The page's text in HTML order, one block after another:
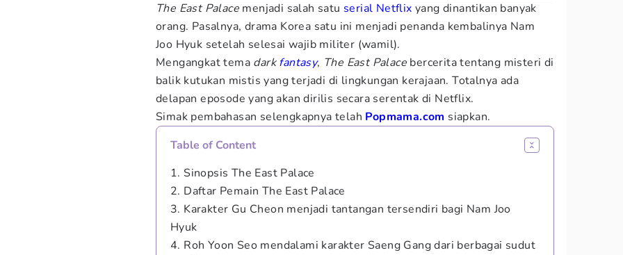
The East Palace menjadi salah satu serial Netflix yang dinantikan banyak
orang. Pasalnya, drama Korea satu ini menjadi penanda kembalinya Nam
Joo Hyuk setelah selesai wajib militer (wamil).
Mengangkat tema darkfantasy, The East Palace bercerita tentang misteri di
balik kutukan mistis yang terjadi di lingkungan kerajaan. Totalnya ada
delapan eposode yang akan dirilis secara serentak di Netflix.
Simak pembahasan selengkapnya telah Popmama.com siapkan.
Table of Content
1. Sinopsis The East Palace
2. Daftar Pemain The East Palace
3. Karakter Gu Cheon menjadi tantangan tersendiri bagi Nam Joo
Hyuk
4. Roh Yoon Seo mendalami karakter Saeng Gang dari berbagai sudut